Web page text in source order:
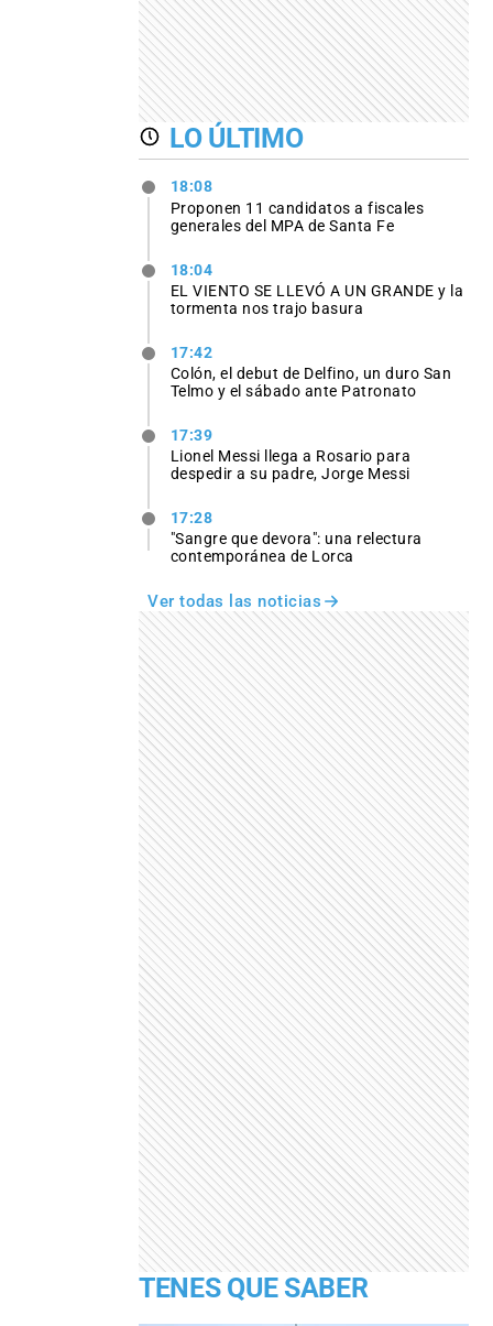
LO ÚLTIMO
18:08
Proponen 11 candidatos a fiscales
generales del MPA de Santa Fe
18:04
EL VIENTO SE LLEVÓ A UN GRANDE y la
tormenta nos trajo basura
17:42
Colón, el debut de Delfino, un duro San
Telmo y el sábado ante Patronato
17:39
Lionel Messi llega a Rosario para
despedir a su padre, Jorge Messi
17:28
"Sangre que devora": una relectura
contemporánea de Lorca
Ver todas las noticias
TENES QUE SABER